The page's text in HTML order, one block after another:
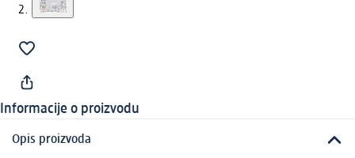
Informacije o proizvodu
Opis proizvoda